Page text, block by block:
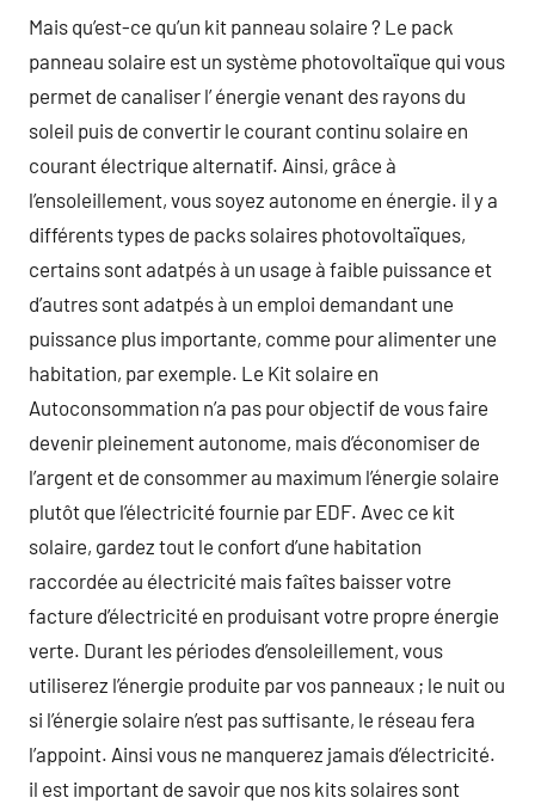
Mais qu’est-ce qu’un kit panneau solaire ? Le pack
panneau solaire est un système photovoltaïque qui vous
permet de canaliser l’ énergie venant des rayons du
soleil puis de convertir le courant continu solaire en
courant électrique alternatif. Ainsi, grâce à
l’ensoleillement, vous soyez autonome en énergie. il y a
différents types de packs solaires photovoltaïques,
certains sont adatpés à un usage à faible puissance et
d’autres sont adatpés à un emploi demandant une
puissance plus importante, comme pour alimenter une
habitation, par exemple. Le Kit solaire en
Autoconsommation n’a pas pour objectif de vous faire
devenir pleinement autonome, mais d’économiser de
l’argent et de consommer au maximum l’énergie solaire
plutôt que l’électricité fournie par EDF. Avec ce kit
solaire, gardez tout le confort d’une habitation
raccordée au électricité mais faîtes baisser votre
facture d’électricité en produisant votre propre énergie
verte. Durant les périodes d’ensoleillement, vous
utiliserez l’énergie produite par vos panneaux ; le nuit ou
si l’énergie solaire n’est pas suffisante, le réseau fera
l’appoint. Ainsi vous ne manquerez jamais d’électricité.
il est important de savoir que nos kits solaires sont